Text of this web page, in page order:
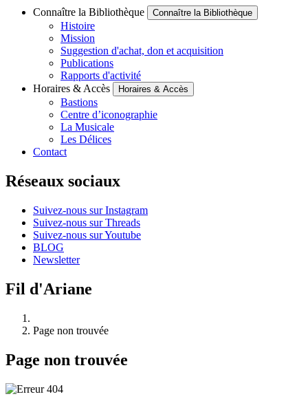
Connaître la Bibliothèque Connaître la Bibliothèque
Histoire
Mission
Suggestion d'achat, don et acquisition
Publications
Rapports d'activité
Horaires & Accès
Horaires & Accès
Bastions
Centre d’iconographie
La Musicale
Les Délices
Contact
Réseaux sociaux
Suivez-nous sur Instagram
Suivez-nous sur Threads
Suivez-nous sur Youtube
BLOG
Newsletter
Fil d'Ariane
Page non trouvée
Page non trouvée